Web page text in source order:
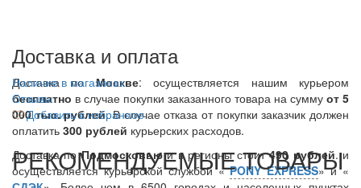
Доставка и оплата
Доставка поМоскве: осуществляется нашим курьером
бесплатно в случае покупки заказанного товара на сумму от 5
000 тыс. рублей. В случае отказа от покупки заказчик должен
оплатить 300 рублей курьерских расходов.
Доставка поПодмосковьюи в регионы стоит490 рублей. и
осуществляется курьерской службой «PONY EXPRESS» и «
Наличие в магазинах
Отзывы
Добавить в избранное
РЕКОМЕНДУЕМЫЕ ТОВАРЫ